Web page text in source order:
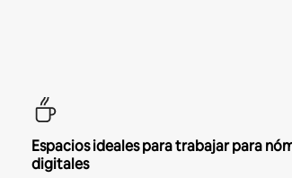
Espacios ideales para trabajar para
digitales